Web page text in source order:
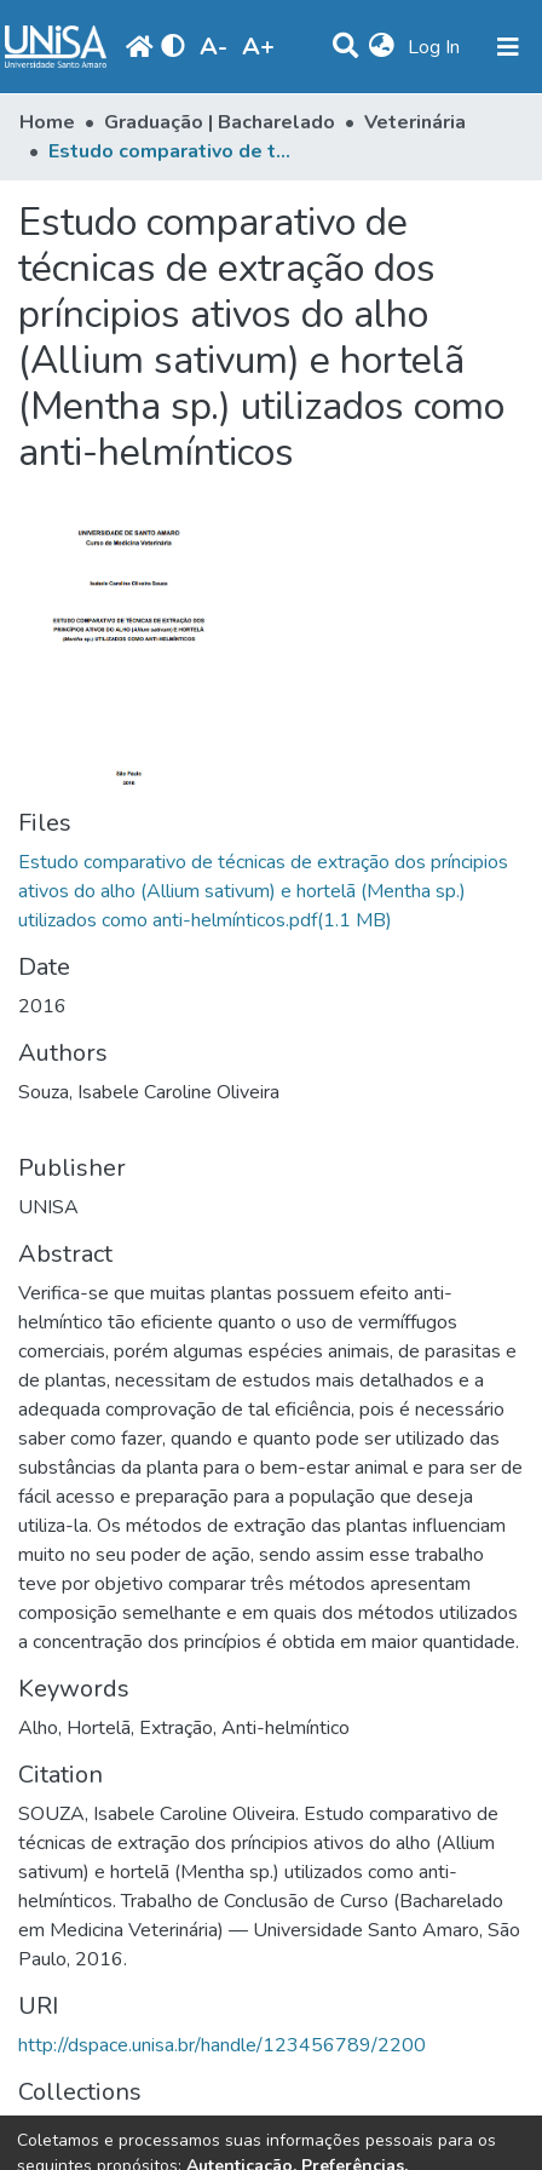
A- A+ Log In (current)
Statistics
Communities & Collections
Browse
Produção Docente
Library
Periodicals
Home Graduação | Bacharelado
Veterinária
Estudo comparativo de técnicas de extração dos príncipios ativos do alho (Allium sativum) e hortelã (Mentha sp.) utilizados como anti-helmínticos
Estudo comparativo de
técnicas de extração dos
príncipios ativos do alho
(Allium sativum) e hortelã
(Mentha sp.) utilizados como
anti-helmínticos
Files
Estudo comparativo de técnicas de extração dos príncipios
ativos do alho (Allium sativum) e hortelã (Mentha sp.)
utilizados como anti-helmínticos.pdf(1.1 MB)
Date
2016
Authors
Souza, Isabele Caroline Oliveira
Publisher
UNISA
Abstract
Verifica-se que muitas plantas possuem efeito anti-
helmíntico tão eficiente quanto o uso de vermíffugos
comerciais, porém algumas espécies animais, de parasitas e
de plantas, necessitam de estudos mais detalhados e a
adequada comprovação de tal eficiência, pois é necessário
saber como fazer, quando e quanto pode ser utilizado das
substâncias da planta para o bem-estar animal e para ser de
fácil acesso e preparação para a população que deseja
utiliza-la. Os métodos de extração das plantas influenciam
muito no seu poder de ação, sendo assim esse trabalho
teve por objetivo comparar três métodos apresentam
composição semelhante e em quais dos métodos utilizados
a concentração dos princípios é obtida em maior quantidade.
Keywords
Alho, Hortelã, Extração, Anti-helmíntico
Citation
SOUZA, Isabele Caroline Oliveira. Estudo comparativo de
técnicas de extração dos príncipios ativos do alho (Allium
sativum) e hortelã (Mentha sp.) utilizados como anti-
helmínticos. Trabalho de Conclusão de Curso (Bacharelado
em Medicina Veterinária) — Universidade Santo Amaro, São
Paulo, 2016.
URI
http://dspace.unisa.br/handle/123456789/2200
Collections
Veterinária
Coletamos e processamos suas informações pessoais para os